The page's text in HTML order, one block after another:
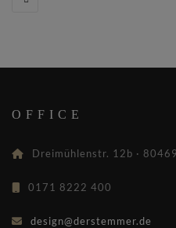
OFFICE
Dreimühlenstr. 12b ·
0171 8222 400
design@derstemmer.de